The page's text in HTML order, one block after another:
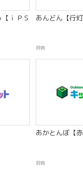
ｉＰＳ
あんどん【行灯
辞典
あかとんぼ【赤
辞典